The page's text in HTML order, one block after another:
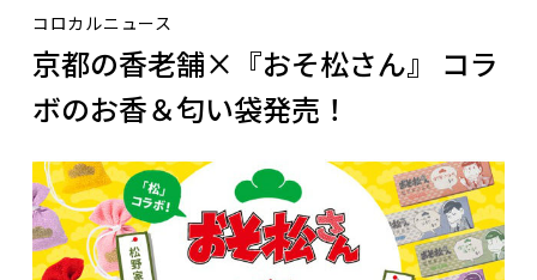
コロカルニュース
京都の香老舗×『おそ松さん』 コラ
ボのお香＆匂い袋発売！